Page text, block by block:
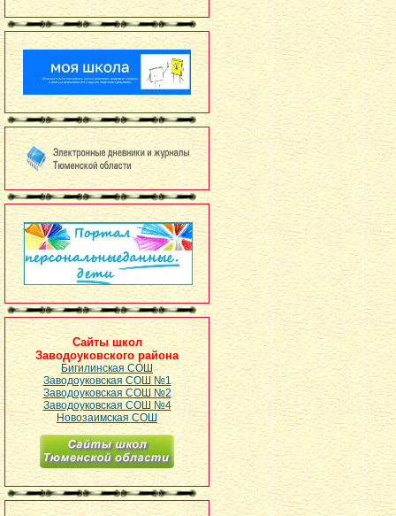
Сайты школ
Заводоуковского района
Бигилинская СОШ
Заводоуковская СОШ №1
Заводоуковская СОШ №2
Заводоуковская СОШ №4
Новозаимская СОШ